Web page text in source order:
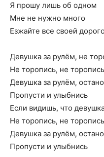
Я прошу лишь об одном
Мне не нужно много
Езжайте все своей
Девушка за рулём, не
Не торопись, не торопись
Девушка за рулём,
Пропусти и улыбнись
Если видишь, что
Не торопись, не торопись
Девушка за рулём,
Пропусти и улыбнись